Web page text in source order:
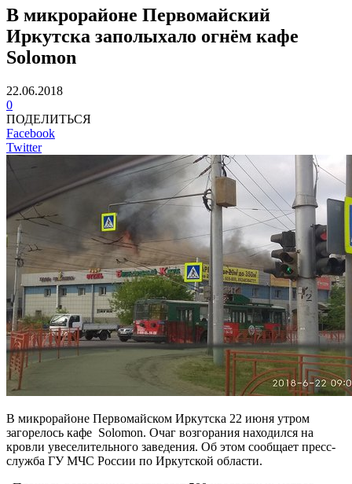
В микрорайоне Первомайский
Иркутска заполыхало огнём кафе
Solomon
22.06.2018
0
ПОДЕЛИТЬСЯ
Facebook
Twitter
В микрорайоне Первомайском Иркутска 22 июня утром
загорелось кафе Solomon. Очаг возгорания находился на
кровли увеселительного заведения. Об этом сообщает пресс-
служба ГУ МЧС России по Иркутской области.